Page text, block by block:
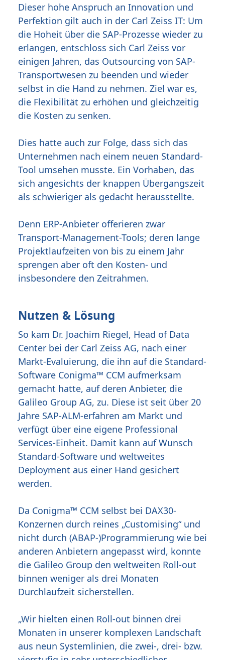
Dieser hohe Anspruch an Innovation und
Perfektion gilt auch in der Carl Zeiss IT: Um
die Hoheit über die SAP-Prozesse wieder zu
erlangen, entschloss sich Carl Zeiss vor
einigen Jahren, das Outsourcing von SAP-
Transportwesen zu beenden und wieder
selbst in die Hand zu nehmen. Ziel war es,
die Flexibilität zu erhöhen und gleichzeitig
die Kosten zu senken.
Dies hatte auch zur Folge, dass sich das
Unternehmen nach einem neuen Standard-
Tool umsehen musste. Ein Vorhaben, das
sich angesichts der knappen Übergangszeit
als schwieriger als gedacht herausstellte.
Denn ERP-Anbieter offerieren zwar
Transport-Management-Tools; deren lange
Projektlaufzeiten von bis zu einem Jahr
sprengen aber oft den Kosten- und
insbesondere den Zeitrahmen.
Nutzen & Lösung
So kam Dr. Joachim Riegel, Head of Data
Center bei der Carl Zeiss AG, nach einer
Markt-Evaluierung, die ihn auf die Standard-
Software Conigma™ CCM aufmerksam
gemacht hatte, auf deren Anbieter, die
Galileo Group AG, zu. Diese ist seit über 20
Jahre SAP-ALM-erfahren am Markt und
verfügt über eine eigene Professional
Services-Einheit. Damit kann auf Wunsch
Standard-Software und weltweites
Deployment aus einer Hand gesichert
werden.
Da Conigma™ CCM selbst bei DAX30-
Konzernen durch reines „Customising“ und
nicht durch (ABAP-)Programmierung wie bei
anderen Anbietern angepasst wird, konnte
die Galileo Group den weltweiten Roll-out
binnen weniger als drei Monaten
Durchlaufzeit sicherstellen.
„Wir hielten einen Roll-out binnen drei
Monaten in unserer komplexen Landschaft
aus neun Systemlinien, die zwei-, drei- bzw.